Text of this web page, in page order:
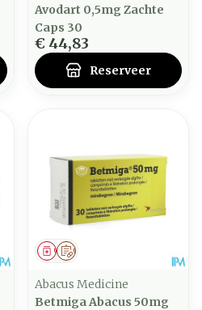
Avodart 0,5mg Zachte
Caps 30
€ 44,83
Reserveer
Op voorschrift
Geneesmiddel
Abacus Medicine
Betmiga Abacus 50mg